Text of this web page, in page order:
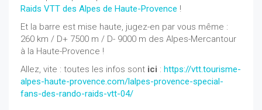
Raids VTT des Alpes de Haute-Provence !
Et la barre est mise haute, jugez-en par vous même :
260 km / D+ 7500 m / D- 9000 m des Alpes-Mercantour
à la Haute-Provence !
Allez, vite : toutes les infos sont ici : https://vtt.tourisme-
alpes-haute-provence.com/lalpes-provence-special-
fans-des-rando-raids-vtt-04/